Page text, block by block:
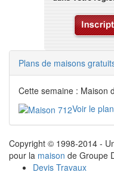
Plans de maisons
Cette semaine : Maison
Voir le
Copyright © 1998-2014 -
pour la maison de Groupe
Devis Travaux